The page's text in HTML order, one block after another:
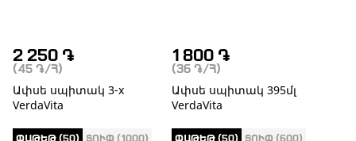
2 250 ֏
(45 ֏ /Հ)
Ափսե սպիտակ 3-x
VerdaVita
ՓԱԹԵԹ (50) ՏՈՒՓ (1000)
1 800 ֏
(36 ֏ /Հ)
Ափսե սպիտակ 395մլ
VerdaVita
ՓԱԹԵԹ (50) ՏՈՒՓ (600)